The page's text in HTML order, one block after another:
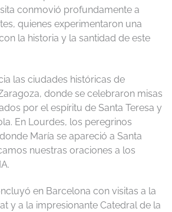
conmovió profundamente a
quienes experimentaron una
la historia y la santidad de este
las ciudades históricas de
donde se celebraron misas
por el espíritu de Santa Teresa y
En Lourdes, los peregrinos
María se apareció a Santa
nuestras oraciones a los
en Barcelona con visitas a la
y a la impresionante Catedral de la